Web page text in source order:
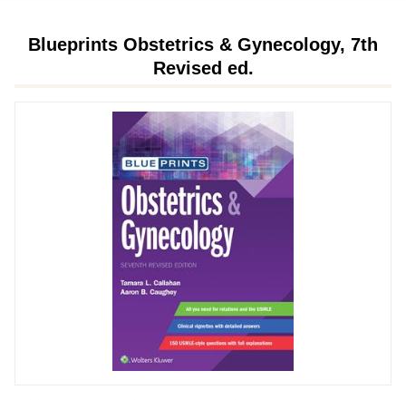
Blueprints Obstetrics & Gynecology, 7th
Revised ed.